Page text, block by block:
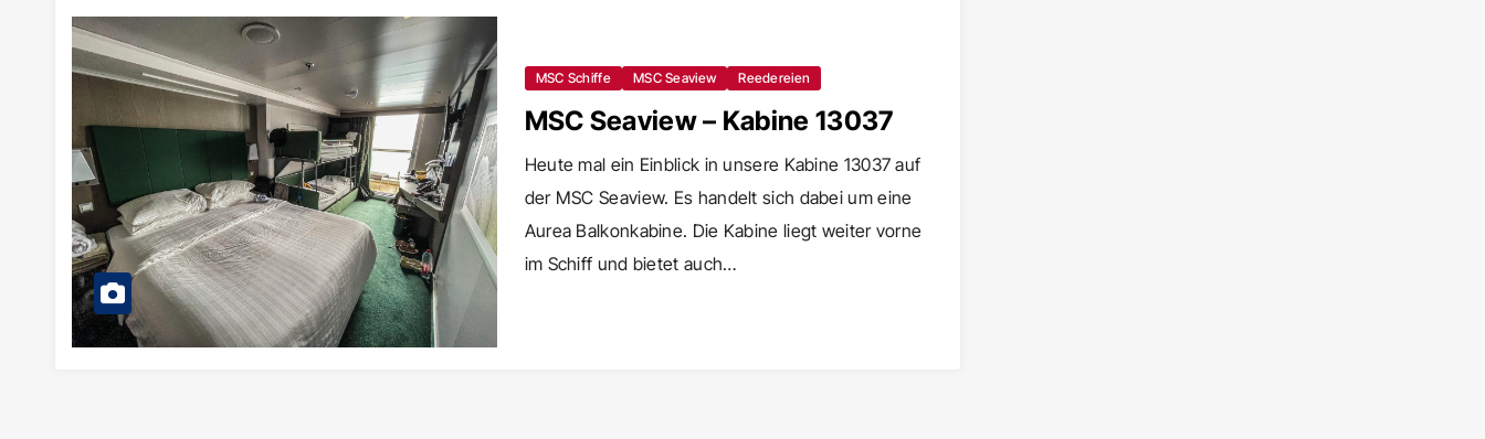
MSC Schiffe MSC Seaview Reedereien
MSC Seaview – Kabine 13037
Heute mal ein Einblick in unsere Kabine 13037 auf
der MSC Seaview. Es handelt sich dabei um eine
Aurea Balkonkabine. Die Kabine liegt weiter vorne
im Schiff und bietet auch…